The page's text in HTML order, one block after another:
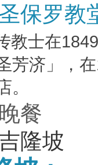
保罗教
教士在1849
芳济」，在
。
餐
隆坡